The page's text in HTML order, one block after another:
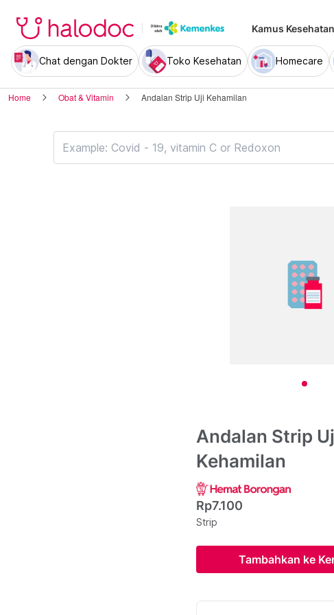
Kamus
Chat dengan Dokter Toko Kesehatan Homecare
Home Obat & Vitamin Andalan Strip Uji Kehamilan
Andalan Strip
Kehamilan
Rp7.100
Strip
Tambahkan ke